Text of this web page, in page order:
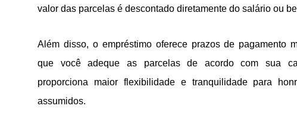
valor das parcelas é descontado diretamente do salário ou
Além disso, o empréstimo oferece prazos de pagamento
que você adeque as parcelas de acordo com sua
proporciona maior flexibilidade e tranquilidade para
assumidos.